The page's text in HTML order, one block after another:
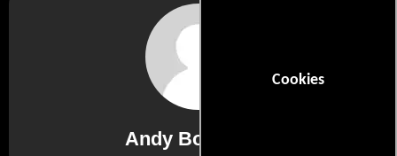
Cookies
Andy Bottomley